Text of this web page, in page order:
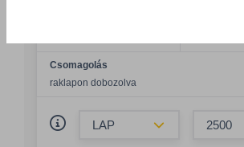
Csomagolás
raklapon dobozolva